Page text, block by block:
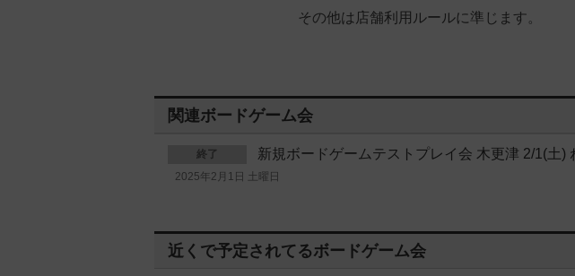
その他は店舗利用ルールに準じます。
関連ボードゲーム会
終了 新規ボードゲームテストプレイ会 木更津 2/1(土)
2025年2月1日 土曜日
近くで予定されてるボードゲーム会